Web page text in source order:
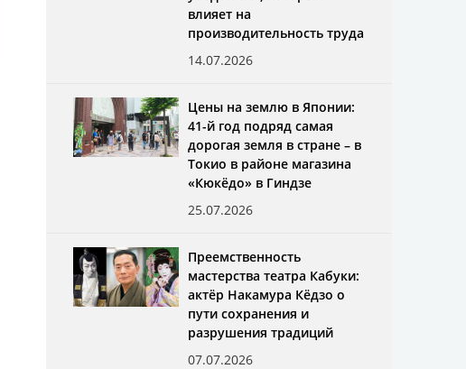
влияет на
производительность труда
14.07.2026
Цены на землю в Японии:
41-й год подряд самая
дорогая земля в стране – в
Токио в районе магазина
«Кюкёдо» в Гиндзе
25.07.2026
Преемственность
мастерства театра Кабуки:
актёр Накамура Кёдзо о
пути сохранения и
разрушения традиций
07.07.2026